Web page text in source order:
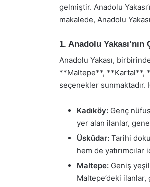
gelmiştir. Anadolu
makalede, Anadolu
1. Anadolu
Anadolu Yakası,
**Maltepe**, **Kartal**,
seçenekler
Kadıköy: Genç
yer alan ilanlar,
Üsküdar: Tarihi
hem de
Maltepe: Geniş
Maltepe’deki